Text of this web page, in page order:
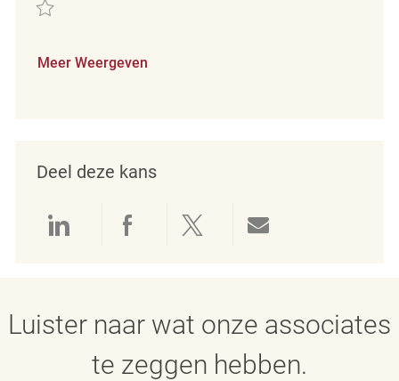
Redden PT Customer Experience Coordinator REQ139342
Meer Weergeven
Deel deze kans
Delen via LinkedIn
Delen via Facebook
Delen via twitter
Luister naar wat onze associates
te zeggen hebben.